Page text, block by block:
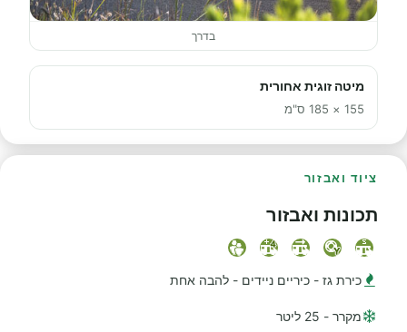
בדרך
מיטה זוגית אחורית
155 × 185 ס"מ
ציוד ואבזור
תכונות ואבזור
כירת גז - כיריים ניידים - להבה אחת
מקרר - 25 ליטר